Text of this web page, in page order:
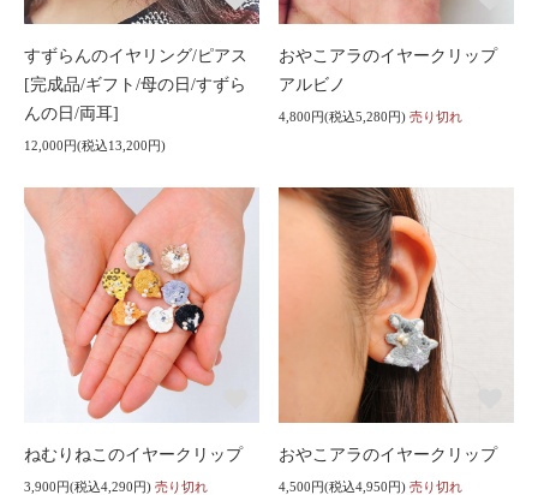
すずらんのイヤリング/ピアス
[完成品/ギフト/母の日/すずら
んの日/両耳]
12,000円(税込13,200円)
おやこアラのイヤークリップ
アルビノ
4,800円(税込5,280円) 売り切れ
ねむりねこのイヤークリップ
3,900円(税込4,290円) 売り切れ
おやこアラのイヤークリップ
4,500円(税込4,950円) 売り切れ